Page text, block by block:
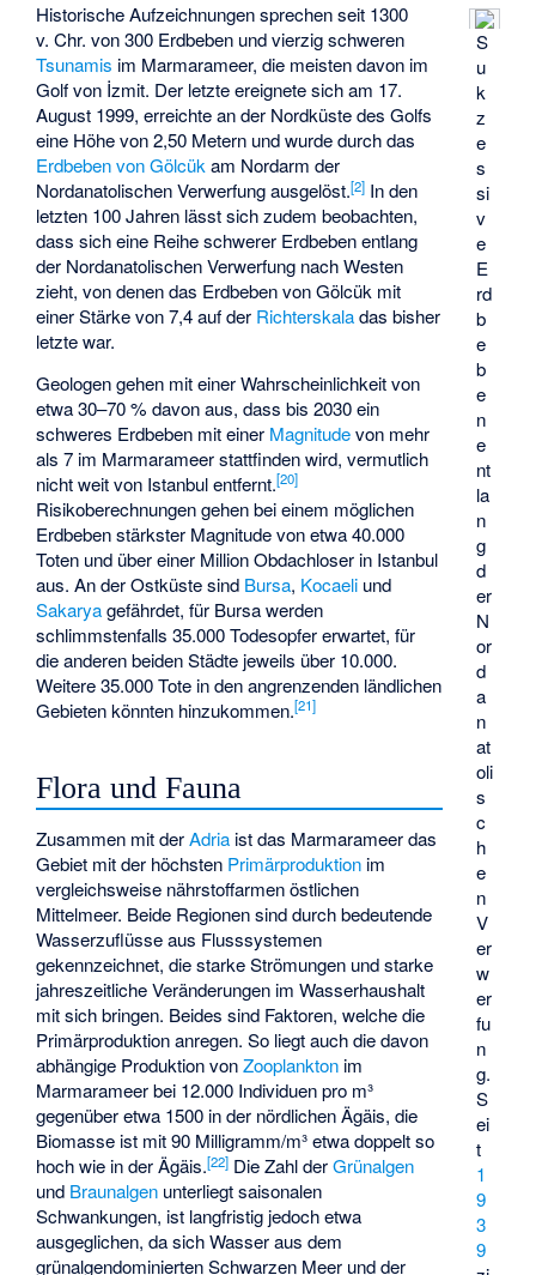
S
u
k
z
e
s
si
v
e
E
rd
b
e
b
e
n
e
nt
la
n
g
d
er
N
or
d
a
n
at
oli
s
c
h
e
n
V
er
w
er
fu
n
g.
S
ei
t
1
9
3
9
Historische Aufzeichnungen sprechen seit 1300
v. Chr. von 300 Erdbeben und vierzig schweren
Tsunamis im Marmarameer, die meisten davon im
Golf von İzmit. Der letzte ereignete sich am 17.
August 1999, erreichte an der Nordküste des Golfs
eine Höhe von 2,50 Metern und wurde durch das
Erdbeben von Gölcükam Nordarm der
Nordanatolischen Verwerfung ausgelöst.[2] In den
letzten 100 Jahren lässt sich zudem beobachten,
dass sich eine Reihe schwerer Erdbeben entlang
der Nordanatolischen Verwerfung nach Westen
zieht, von denen das Erdbeben von Gölcük mit
einer Stärke von 7,4 auf der Richterskaladas bisher
letzte war.
Geologen gehen mit einer Wahrscheinlichkeit von
etwa 30–70 % davon aus, dass bis 2030 ein
schweres Erdbeben mit einer Magnitudevon mehr
als 7 im Marmarameer stattfinden wird, vermutlich
nicht weit von Istanbul entfernt.[20]
Risikoberechnungen gehen bei einem möglichen
Erdbeben stärkster Magnitude von etwa 40.000
Toten und über einer Million Obdachloser in Istanbul
aus. An der Ostküste sind Bursa, Kocaeli und
Sakaryagefährdet, für Bursa werden
schlimmstenfalls 35.000 Todesopfer erwartet, für
die anderen beiden Städte jeweils über 10.000.
Weitere 35.000 Tote in den angrenzenden ländlichen
Gebieten könnten hinzukommen.[21]
Flora und Fauna
Zusammen mit derAdria ist das Marmarameer das
Gebiet mit der höchsten Primärproduktion im
vergleichsweise nährstoffarmen östlichen
Mittelmeer. Beide Regionen sind durch bedeutende
Wasserzuflüsse aus Flusssystemen
gekennzeichnet, die starke Strömungen und starke
jahreszeitliche Veränderungen im Wasserhaushalt
mit sich bringen. Beides sind Faktoren, welche die
Primärproduktion anregen. So liegt auch die davon
abhängige Produktion vonZooplankton im
Marmarameer bei 12.000 Individuen pro m³
gegenüber etwa 1500 in der nördlichen Ägäis, die
Biomasse ist mit 90 Milligramm/m³ etwa doppelt so
hoch wie in der Ägäis.[22] Die Zahl derGrünalgen
und Braunalgen unterliegt saisonalen
Schwankungen, ist langfristig jedoch etwa
ausgeglichen, da sich Wasser aus dem
grünalgendominierten Schwarzen Meer und der